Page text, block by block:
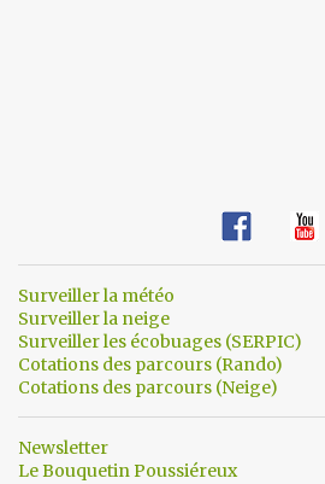
Surveiller la météo
Surveiller la neige
Surveiller les écobuages (SERPIC)
Cotations des parcours (Rando)
Cotations des parcours (Neige)
Newsletter
Le Bouquetin Poussiéreux